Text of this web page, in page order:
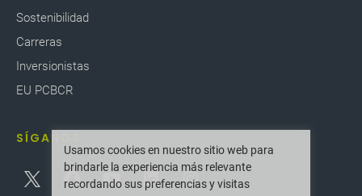
Sostenibilidad
Carreras
Inversionistas
EU PCBCR
SÍGANOS
Usamos cookies en nuestro sitio web para
brindarle la experiencia más relevante
recordando sus preferencias y visitas